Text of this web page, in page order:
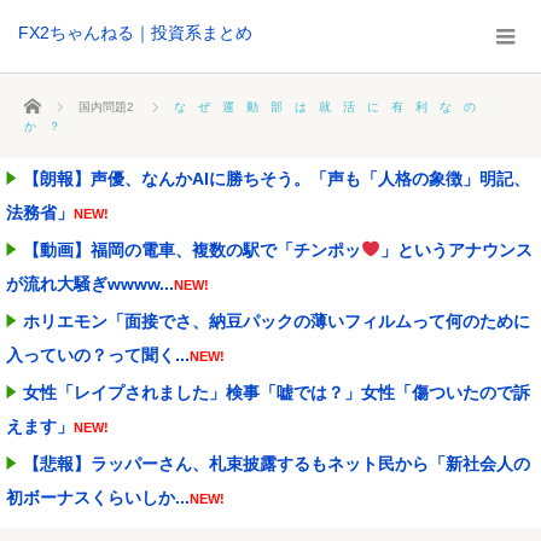
FX2ちゃんねる｜投資系まとめ
ホーム 国内問題2
な ぜ 運 動 部 は 就 活 に 有 利 な の
か ？
【朗報】声優、なんかAIに勝ちそう。「声も「人格の象徴」明記、
法務省」 NEW!
【動画】福岡の電車、複数の駅で「チンポッ
」というアナウンス
が流れ大騒ぎwwww...NEW!
ホリエモン「面接でさ、納豆パックの薄いフィルムって何のために
入っていの？って聞く...NEW!
女性「レイプされました」検事「嘘では？」女性「傷ついたので訴
えます」 NEW!
【悲報】ラッパーさん、札束披露するもネット民から「新社会人の
初ボーナスくらいしか...NEW!